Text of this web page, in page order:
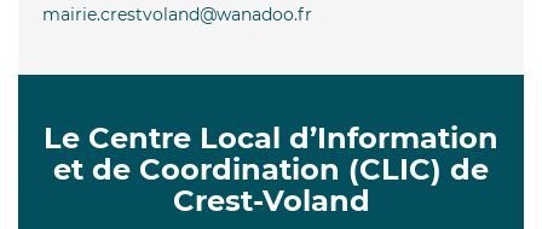
mairie.crestvoland@wanadoo.fr
Le Centre Local d’Information
et de Coordination (CLIC) de
Crest-Voland